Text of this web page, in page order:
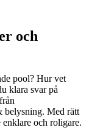
och
pool? Hur vet
klara svar på
belysning. Med rätt
och roligare.